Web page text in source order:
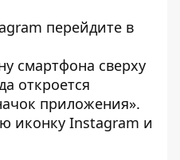
перейдите в
смартфона сверху
откроется
приложения».
иконку Instagram и